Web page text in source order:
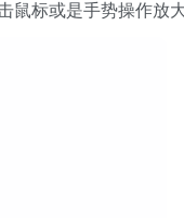
鼠标或是手势操作放